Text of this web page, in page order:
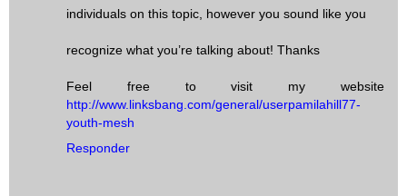
individuals on this topic, however you sound like you
recognize what you’re talking about! Thanks
Feel free to visit my website
http://www.linksbang.com/general/userpamilahill77-
youth-mesh
Responder